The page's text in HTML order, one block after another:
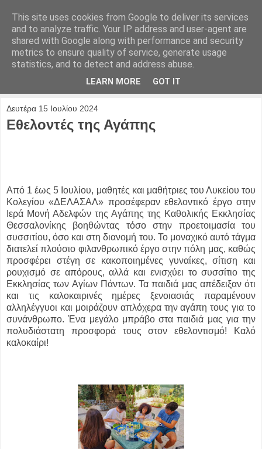
Δευτέρα 15 Ιουλίου 2024
Εθελοντές της Αγάπης
Από 1 έως 5 Ιουλίου, μαθητές και μαθήτριες του Λυκείου του
Κολεγίου «ΔΕΛΑΣΑΛ» προσέφεραν εθελοντικό έργο στην
Ιερά Μονή Αδελφών της Αγάπης της Καθολικής Εκκλησίας
Θεσσαλονίκης βοηθώντας τόσο στην προετοιμασία του
συσσιτίου, όσο και στη διανομή του. Το μοναχικό αυτό τάγμα
διατελεί πλούσιο φιλανθρωπικό έργο στην πόλη μας, καθώς
προσφέρει στέγη σε κακοποιημένες γυναίκες, σίτιση και
ρουχισμό σε απόρους, αλλά και ενισχύει το συσσίτιο της
Εκκλησίας των Αγίων Πάντων. Τα παιδιά μας απέδειξαν ότι
και τις καλοκαιρινές ημέρες ξενοιασιάς παραμένουν
αλληλέγγυοι και μοιράζουν απλόχερα την αγάπη τους για το
συνάνθρωπο. Ένα μεγάλο μπράβο στα παιδιά μας για την
πολυδιάστατη προσφορά τους στον εθελοντισμό! Καλό
καλοκαίρι!
This site uses cookies from Google to deliver its services
and to analyze traffic. Your IP address and user-agent are
shared with Google along with performance and security
metrics to ensure quality of service, generate usage
statistics, and to detect and address abuse.
LEARN MORE GOT IT